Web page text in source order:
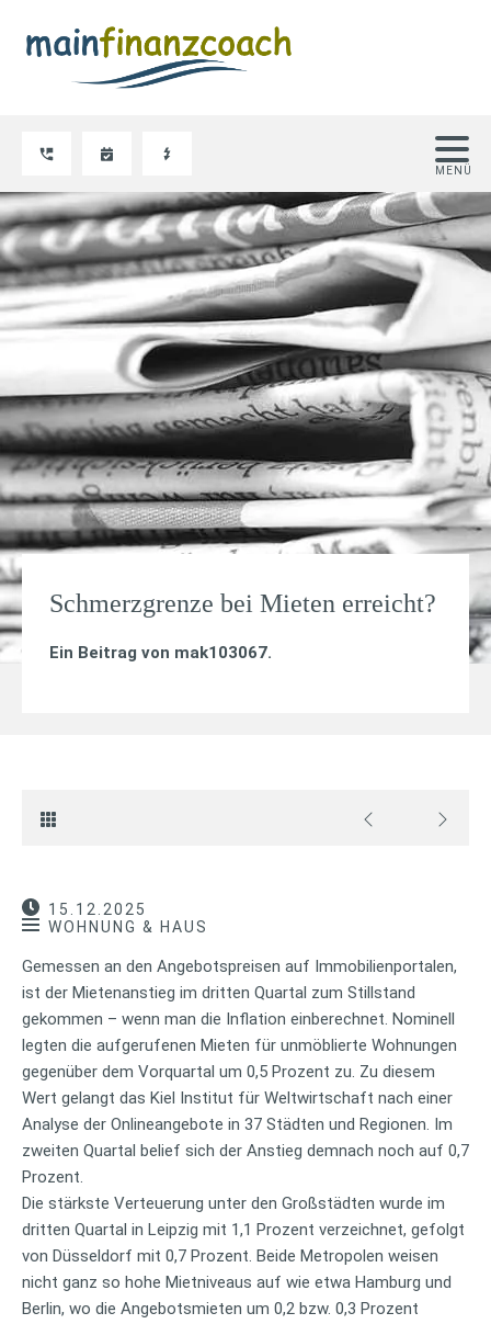
Schmerzgrenze bei Mieten erreicht?
Ein Beitrag von mak103067.
15.12.2025
WOHNUNG & HAUS
Gemessen an den Angebotspreisen auf Immobilienportalen,
ist der Mietenanstieg im dritten Quartal zum Stillstand
gekommen – wenn man die Inflation einberechnet. Nominell
legten die aufgerufenen Mieten für unmöblierte Wohnungen
gegenüber dem Vorquartal um 0,5 Prozent zu. Zu diesem
Wert gelangt das Kiel Institut für Weltwirtschaft nach einer
Analyse der Onlineangebote in 37 Städten und Regionen. Im
zweiten Quartal belief sich der Anstieg demnach noch auf 0,7
Prozent.
Die stärkste Verteuerung unter den Großstädten wurde im
dritten Quartal in Leipzig mit 1,1 Prozent verzeichnet, gefolgt
von Düsseldorf mit 0,7 Prozent. Beide Metropolen weisen
nicht ganz so hohe Mietniveaus auf wie etwa Hamburg und
Berlin, wo die Angebotsmieten um 0,2 bzw. 0,3 Prozent